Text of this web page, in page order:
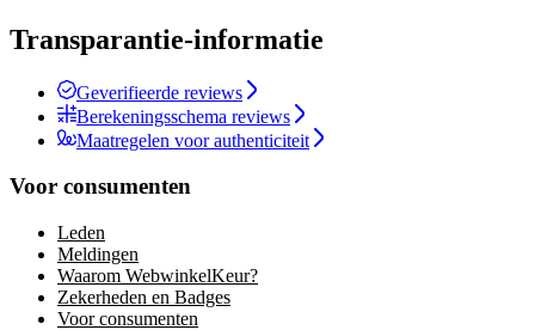
Transparantie-informatie
Geverifieerde reviews
Berekeningsschema reviews
Maatregelen voor authenticiteit
Voor consumenten
Leden
Meldingen
Waarom WebwinkelKeur?
Zekerheden en Badges
Voor consumenten